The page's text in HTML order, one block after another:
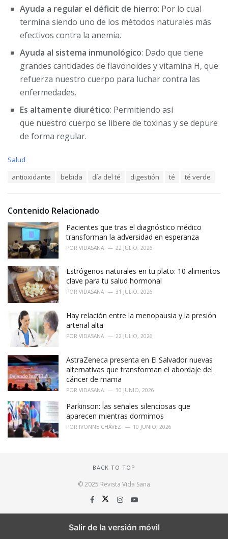
Ayuda a regular el déficit de hierro: Por lo cual
termina siendo uno de los métodos naturales más
efectivos contra la anemia.
Ayuda al sistema inmunológico: Dado que tiene
grandes cantidades de flavonoides y vitamina H, que
refuerza nuestro cuerpo para luchar contra las
enfermedades.
Es altamente diurético: Permitiendo así
que nuestro cuerpo se libere de toxinas y se depure
de forma regular.
C
r
i
:
Salud
:
antioxidante bebida día del té digestión té té verde
Contenido Relacionado
Pacientes que tras el diagnóstico médico
transforman la adversidad en esperanza
POR VIDASANA 22 JULIO, 2026
Estrógenos naturales en tu plato: 10 alimentos
clave para tu salud hormonal
POR VIDASANA 31 JULIO, 2026
Hay relación entre la menopausia y la presión
arterial alta
POR VIDASANA 22 JULIO, 2026
AstraZeneca presenta en El Salvador nuevas
alternativas que transforman el abordaje del
cáncer de mama
POR VIDASANA 30 JUNIO, 2026
Parkinson: las señales silenciosas que
aparecen mientras dormimos
POR IVONNE CHÁVEZ 10 JUNIO, 2026
BACK TO TOP
© 2025 Revista Vida Sana
Salir de la versión móvil